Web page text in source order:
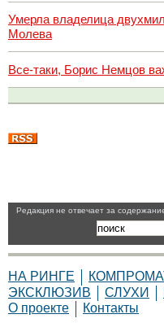
Умерла владелица
Молева
Все-таки, Борис Немцов
Pедакция не отвечает за
НА РИНГЕ
ЭКСКЛЮЗИВ
СЛУХИ
О проекте
Контакты